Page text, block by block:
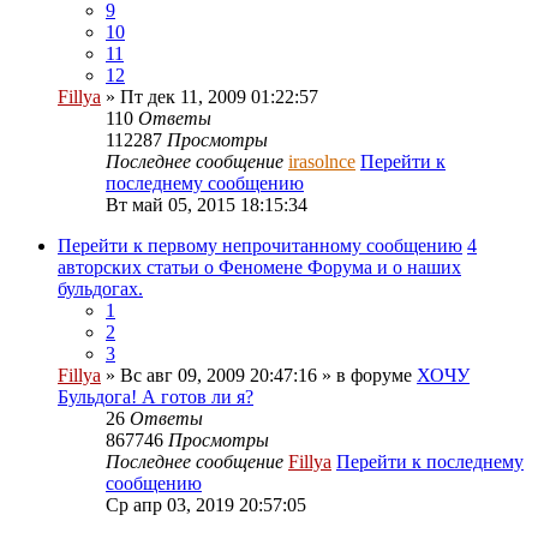
9
10
11
12
Fillya » Пт дек 11, 2009 01:22:57
110 Ответы
112287 Просмотры
Последнее сообщение irasolnce Перейти к
последнему сообщению
Вт май 05, 2015 18:15:34
Перейти к первому непрочитанному сообщению 4
авторских статьи о Феномене Форума и о наших
бульдогах.
1
2
3
Fillya » Вс авг 09, 2009 20:47:16 » в форуме ХОЧУ
Бульдога! А готов ли я?
26 Ответы
867746 Просмотры
Последнее сообщение Fillya Перейти к последнему
сообщению
Ср апр 03, 2019 20:57:05